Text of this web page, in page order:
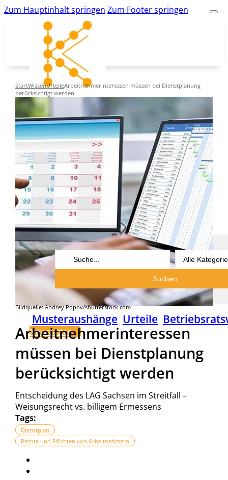
Zum Hauptinhalt springen Zum Footer springen
kk-bildung.de
Suche
Search
Suchen
Musteraushänge Urteile
Newsletter
StartWissenUrteileArbeitnehmerinteressen müssen bei Dienstplanung
berücksichtigt werden
Bildquelle: Andrey Popov/shutterstock.com
Arbeitnehmerinteressen
müssen bei Dienstplanung
berücksichtigt werden
Entscheidung des LAG Sachsen im Streitfall –
Weisungsrecht vs. billigem Ermessens
Tags:
Dienstplan
Rechte und Pflichten von Arbeitnehmern